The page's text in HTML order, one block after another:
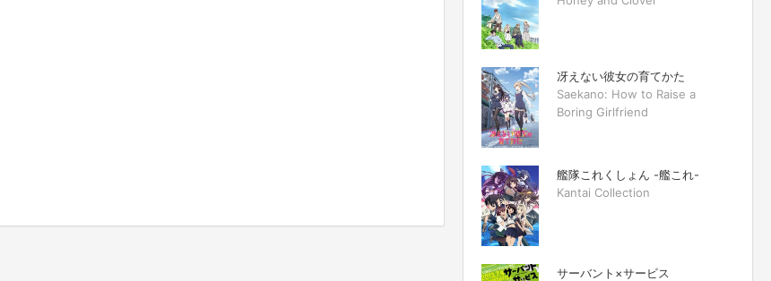
冴えない彼女の育てかた
Saekano: How to Raise a
Boring Girlfriend
艦隊これくしょん -艦これ-
Kantai Collection
サーバント×サービス